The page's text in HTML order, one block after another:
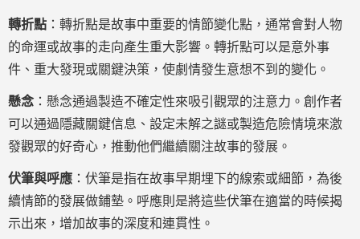
轉折點 ：轉折點是故事中重要的情節變化點，通常會對人物
的命運或故事的走向產生重大影響。轉折點可以是意外事
件、重大發現或關鍵決策，使劇情發生意想不到的變化。
懸念 ：懸念通過製造不確定性來吸引觀眾的注意力。創作者
可以通過隱藏關鍵信息、設定未解之謎或製造危險情境來激
發觀眾的好奇心，推動他們繼續關注故事的發展。
伏筆與呼應 ：伏筆是指在故事早期埋下的線索或細節，為後
續情節的發展做鋪墊。呼應則是將這些伏筆在適當的時候揭
示出來，增加故事的深度和連貫性。